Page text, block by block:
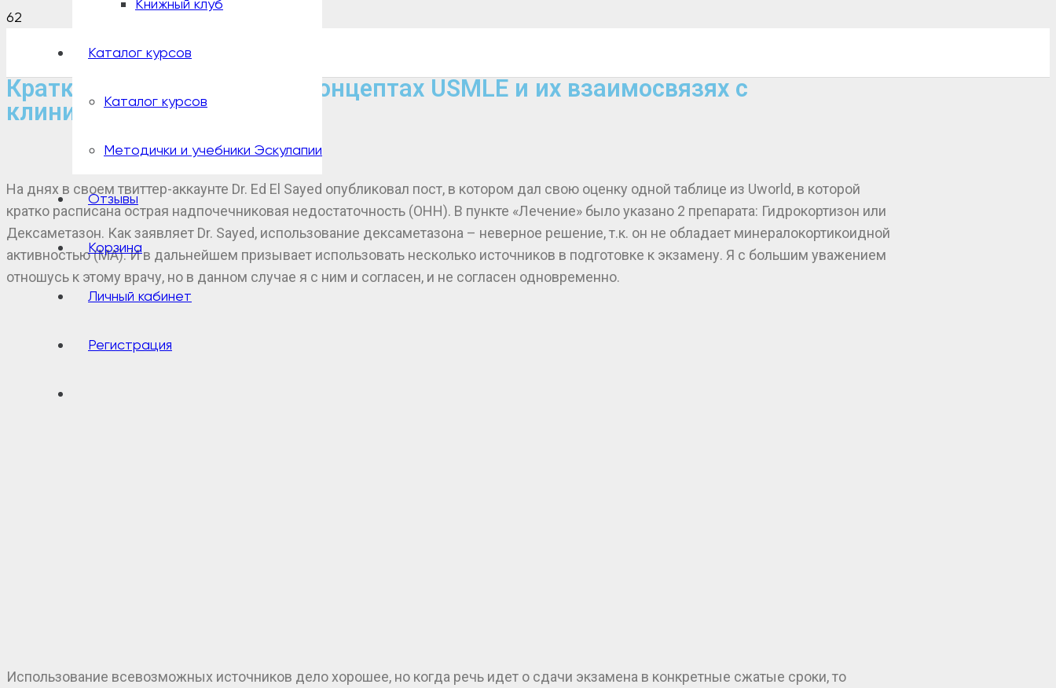
Книжный клуб
Каталог курсов
Каталог курсов
Методички и учебники Эскулапии
Отзывы
Корзина
Личный кабинет
Регистрация
Кратко о Uworld, базовых концептах USMLE и их взаимосвязях с
клинической практикой.
На днях в своем твиттер-аккаунте Dr. Ed El Sayed опубликовал пост, в котором дал свою оценку одной таблице из Uworld, в которой
кратко расписана острая надпочечниковая недостаточность (ОНН). В пункте «Лечение» было указано 2 препарата: Гидрокортизон или
Дексаметазон. Как заявляет Dr. Sayed, использование дексаметазона – неверное решение, т.к. он не обладает минералокортикоидной
активностью (МА). И в дальнейшем призывает использовать несколько источников в подготовке к экзамену. Я с большим уважением
отношусь к этому врачу, но в данном случае я с ним и согласен, и не согласен одновременно.
Использование всевозможных источников дело хорошее, но когда речь идет о сдачи экзамена в конкретные сжатые сроки, то